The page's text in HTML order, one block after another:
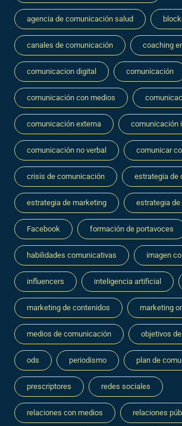
agencia de comunicación salud
canales de comunicación coaching
comunicacion digital comunicación
comunicación con medios
comunicación externa comunicación
comunicación no verbal comunicar
crisis de comunicación estrategia de
estrategia de marketing estrategia de
Facebook formación de portavoces
habilidades comunicativas imagen
influencers inteligencia artificial
marketing de contenidos marketing
medios de comunicación objetivos
ods periodismo plan de
prescriptores redes sociales
relaciones con medios relaciones